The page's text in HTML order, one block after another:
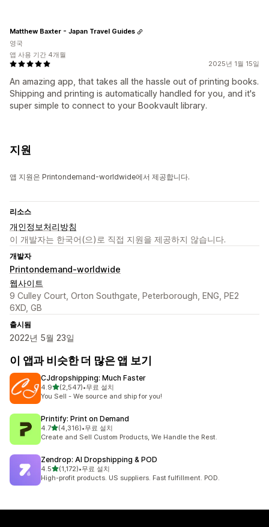
2025년 1월 15일
An amazing app, that takes all the hassle out of printing books.
Shipping and printing is automatically handled for you, and it's
super simple to connect to your Bookvault library.
Matthew Baxter - Japan Travel Guides
영국
앱 사용 기간 4개월
지원
앱 지원은 Printondemand-worldwide에서 제공합니다.
리소스
개인정보처리방침
이 개발자는 한국어(으)로 직접 지원을 제공하지 않습니다.
개발자
Printondemand-worldwide
웹사이트
9 Culley Court, Orton Southgate, Peterborough, ENG, PE2
6XD, GB
출시됨
2022년 5월 23일
이 앱과 비슷한 더 많은 앱 보기
CJdropshipping: Much Faster
4.9별 5개 중
(2,547)
총 리뷰 2547개
•무료 설치
You Sell - We source and ship for you!
Printify: Print on Demand
4.7별 5개 중
(4,316)
총 리뷰 4316개
•무료 설치
Create and Sell Custom Products, We Handle the Rest.
Zendrop: AI Dropshipping & POD
4.5별 5개 중
(1,172)
총 리뷰 1172개
•무료 설치
High-profit products. US suppliers. Fast fulfillment. POD.